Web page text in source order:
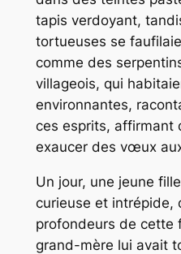
tapis verdoyant,
tortueuses se
comme des
villageois, qui
environnantes,
ces esprits, affirmant
exaucer des vœux
Un jour, une jeune
curieuse et intrépide,
profondeurs de cette
grand-mère lui avait